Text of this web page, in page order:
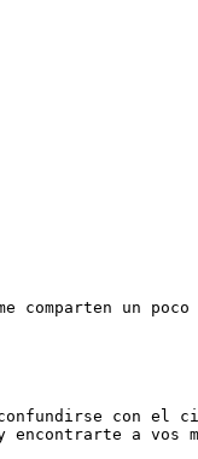
comparten un
con el
a vos